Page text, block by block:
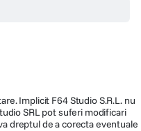
Implicit F64 Studio S.R.L. nu
SRL pot suferi modificari
dreptul de a corecta eventuale